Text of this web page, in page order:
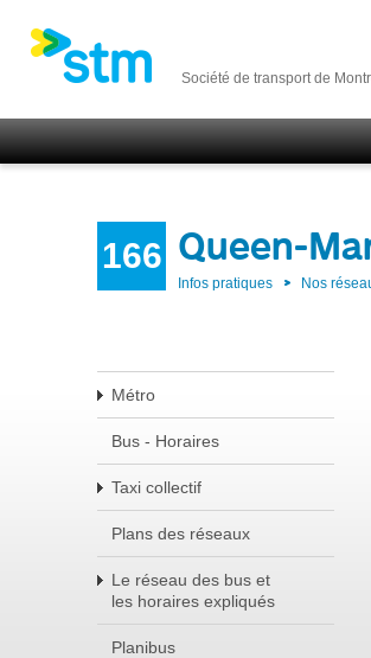
Société de transport de
166 Queen-
Infos pratiques Nos
Métro
Bus - Horaires
Taxi collectif
Plans des réseaux
Le réseau des bus et
les horaires expliqués
Planibus